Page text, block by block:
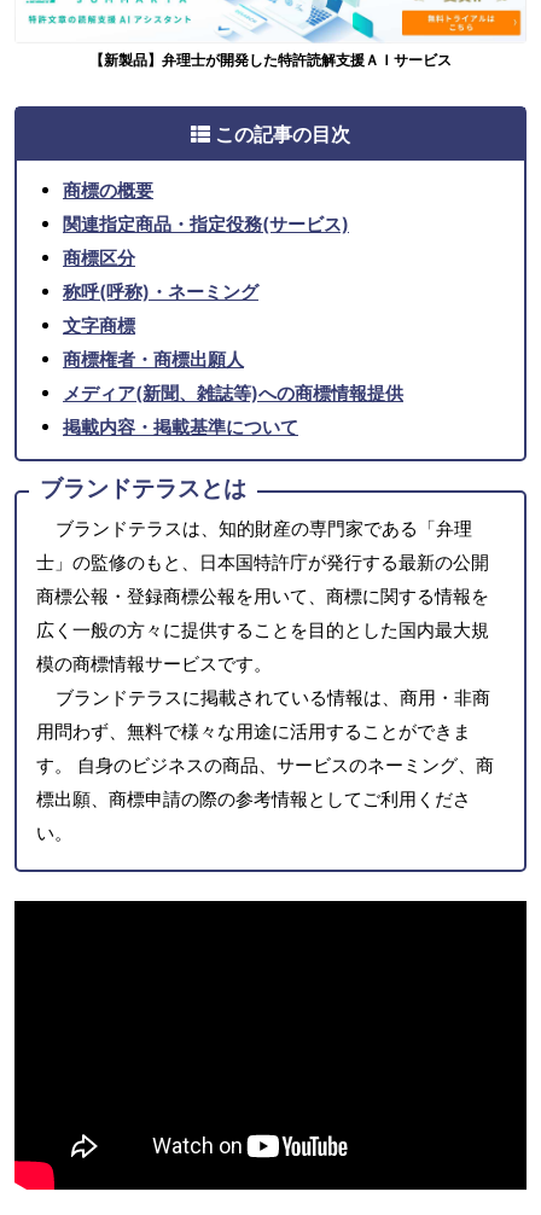
【新製品】弁理士が開発した特許読解支援ＡＩサービス
この記事の目次
商標の概要
関連指定商品・指定役務(サービス)
商標区分
称呼(呼称)・ネーミング
文字商標
商標権者・商標出願人
メディア(新聞、雑誌等)への商標情報提供
掲載内容・掲載基準について
ブランドテラスとは
ブランドテラスは、知的財産の専門家である「弁理
士」の監修のもと、日本国特許庁が発行する最新の公開
商標公報・登録商標公報を用いて、商標に関する情報を
広く一般の方々に提供することを目的とした国内最大規
模の商標情報サービスです。
ブランドテラスに掲載されている情報は、商用・非商
用問わず、無料で様々な用途に活用することができま
す。 自身のビジネスの商品、サービスのネーミング、商
標出願、商標申請の際の参考情報としてご利用くださ
い。